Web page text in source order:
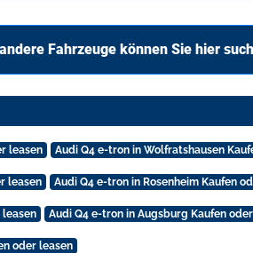
Fahrzeuge können Sie hier
leasen Audi Q4 e-tron in Wolfratshausen
leasen Audi Q4 e-tron in Rosenheim Kaufen
leasen Audi Q4 e-tron in Augsburg Kaufen
oder leasen